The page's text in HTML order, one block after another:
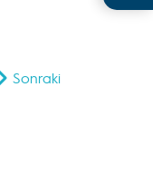
Sonraki